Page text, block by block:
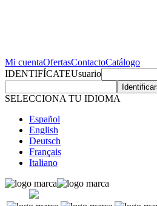
Mi cuentaOfertasContactoCatálogo
IDENTIFÍCATEUsuario
SELECCIONA TU IDIOMA
Español
English
Deutsch
Français
Italiano